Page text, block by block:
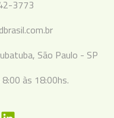
3773
São Paulo - SP
às 18:00hs.